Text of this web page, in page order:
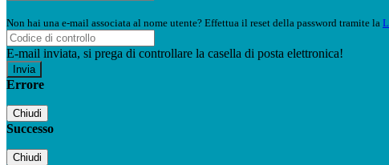
Non hai una e-mail associata al nome utente? Effettua il reset della password tramite la
E-mail inviata, si prega di controllare la casella di posta elettronica!
Errore
Chiudi
Successo
Chiudi